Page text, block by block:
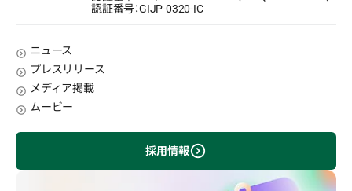
認証番号：GIJP-0320-IC
ニュース
プレスリリース
メディア掲載
ムービー
採用情報